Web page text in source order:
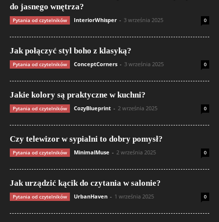
do jasnego wnętrza?
Pytania od czytelników InteriorWhisper - 3 września 2025 0
Jak połączyć styl boho z klasyką?
Pytania od czytelników ConceptCorners - 3 września 2025 0
Jakie kolory są praktyczne w kuchni?
Pytania od czytelników CozyBlueprint - 2 września 2025 0
Czy telewizor w sypialni to dobry pomysł?
Pytania od czytelników MinimalMuse - 2 września 2025 0
Jak urządzić kącik do czytania w salonie?
Pytania od czytelników UrbanHaven - 1 września 2025 0